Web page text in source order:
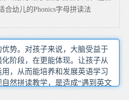
合幼儿的Phonics字母拼读法
势。对孩子来说，大脑受益于
阶段，在更能体现。让孩子从
，从而能培养和发展英语学习
然拼读教学，是造成“遇到英文